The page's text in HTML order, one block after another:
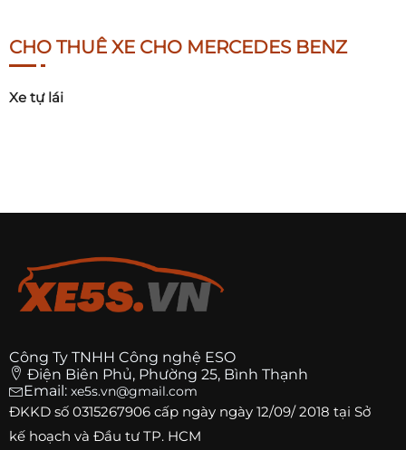
CHO THUÊ XE CHO MERCEDES BENZ
Xe tự lái
Công Ty TNHH Công nghệ ESO
Điện Biên Phủ, Phường 25, Bình Thạnh
Email: xe5s.vn@gmail.com
ĐKKD số 0315267906 cấp ngày ngày 12/09/ 2018 tại Sở
kế hoạch và Đầu tư TP. HCM